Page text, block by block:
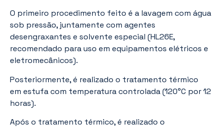
O primeiro procedimento feito é a lavagem com água
sob pressão, juntamente com agentes
desengraxantes e solvente especial (HL26E,
recomendado para uso em equipamentos elétricos e
eletromecânicos).
Posteriormente, é realizado o tratamento térmico
em estufa com temperatura controlada (120°C por 12
horas).
Após o tratamento térmico, é realizado o